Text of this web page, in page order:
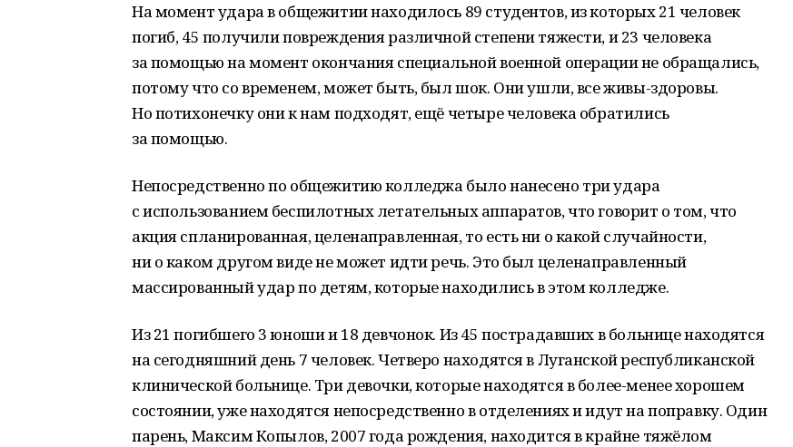
На момент удара в общежитии находилось 89 студентов, из которых 21 человек
погиб, 45 получили повреждения различной степени тяжести, и 23 человека
за помощью на момент окончания специальной военной операции не обращались,
потому что со временем, может быть, был шок. Они ушли, все живы-здоровы.
Но потихонечку они к нам подходят, ещё четыре человека обратились
за помощью.
Непосредственно по общежитию колледжа было нанесено три удара
с использованием беспилотных летательных аппаратов, что говорит о том, что
акция спланированная, целенаправленная, то есть ни о какой случайности,
ни о каком другом виде не может идти речь. Это был целенаправленный
массированный удар по детям, которые находились в этом колледже.
Из 21 погибшего 3 юноши и 18 девчонок. Из 45 пострадавших в больнице находятся
на сегодняшний день 7 человек. Четверо находятся в Луганской республиканской
клинической больнице. Три девочки, которые находятся в более-менее хорошем
состоянии, уже находятся непосредственно в отделениях и идут на поправку. Один
парень, Максим Копылов, 2007 года рождения, находится в крайне тяжёлом